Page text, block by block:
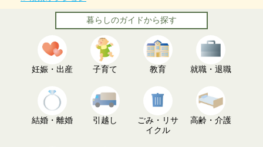
暮らしのガイドから探す
妊娠・出産 子育て 教育 就職・退職
結婚・離婚 引越し
ごみ・リサ
イクル
高齢・介護